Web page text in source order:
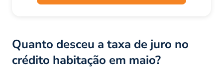
Quanto desceu a taxa de juro no
crédito habitação em maio?